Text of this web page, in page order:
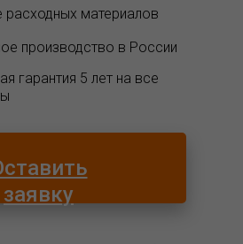
заявку
расходных материалов
производство в России
гарантия 5 лет на все